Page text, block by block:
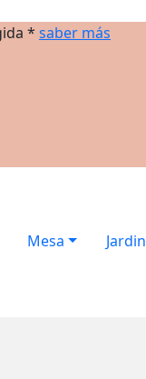
* saber más
Mesa Jardin